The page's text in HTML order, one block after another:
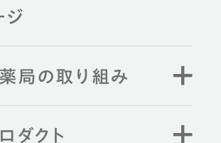
ジ
局の取り組み
ダクト